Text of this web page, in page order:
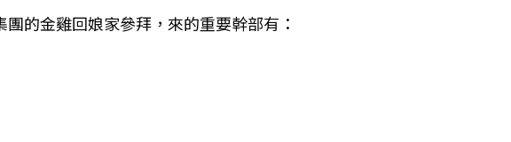
的金雞回娘家參拜，來的重要幹部有：